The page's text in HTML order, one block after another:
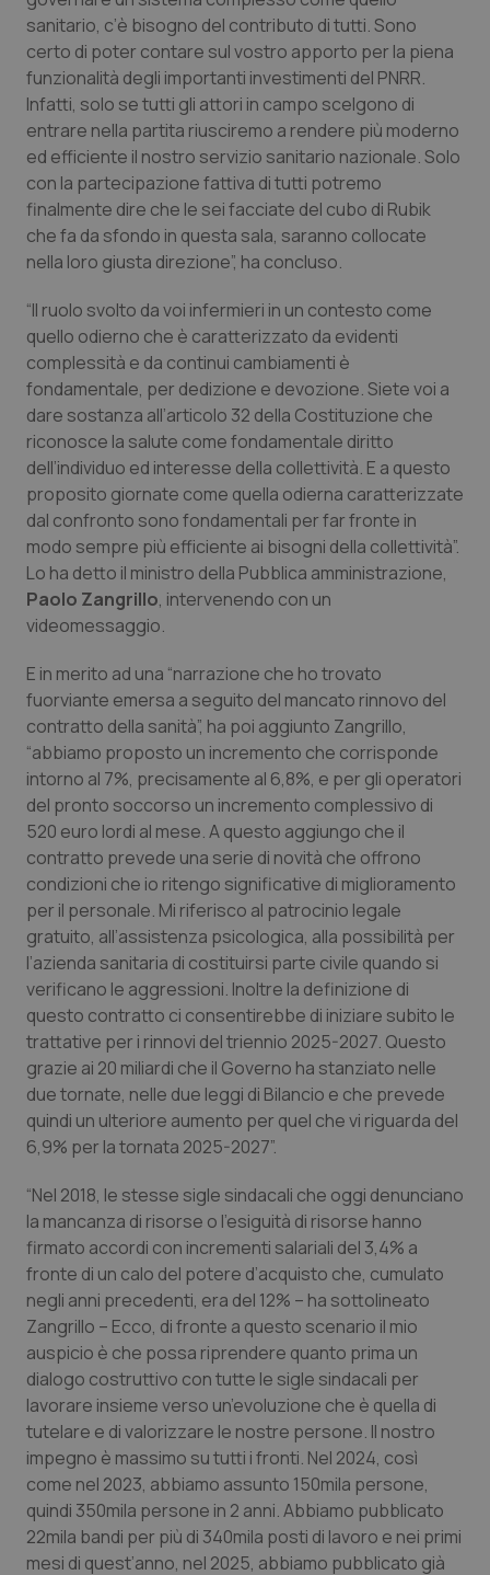
sanitario, c’è bisogno del contributo di tutti. Sono
certo di poter contare sul vostro apporto per la piena
funzionalità degli importanti investimenti del PNRR.
Infatti, solo se tutti gli attori in campo scelgono di
entrare nella partita riusciremo a rendere più moderno
ed efficiente il nostro servizio sanitario nazionale. Solo
con la partecipazione fattiva di tutti potremo
finalmente dire che le sei facciate del cubo di Rubik
che fa da sfondo in questa sala, saranno collocate
nella loro giusta direzione”, ha concluso.
“Il ruolo svolto da voi infermieri in un contesto come
quello odierno che è caratterizzato da evidenti
complessità e da continui cambiamenti è
fondamentale, per dedizione e devozione. Siete voi a
dare sostanza all’articolo 32 della Costituzione che
riconosce la salute come fondamentale diritto
dell’individuo ed interesse della collettività. E a questo
proposito giornate come quella odierna caratterizzate
dal confronto sono fondamentali per far fronte in
modo sempre più efficiente ai bisogni della collettività”.
Lo ha detto il ministro della Pubblica amministrazione,
Paolo Zangrillo, intervenendo con un
videomessaggio.
E in merito ad una “narrazione che ho trovato
fuorviante emersa a seguito del mancato rinnovo del
contratto della sanità”, ha poi aggiunto Zangrillo,
“abbiamo proposto un incremento che corrisponde
intorno al 7%, precisamente al 6,8%, e per gli operatori
del pronto soccorso un incremento complessivo di
520 euro lordi al mese. A questo aggiungo che il
contratto prevede una serie di novità che offrono
condizioni che io ritengo significative di miglioramento
per il personale. Mi riferisco al patrocinio legale
gratuito, all’assistenza psicologica, alla possibilità per
l’azienda sanitaria di costituirsi parte civile quando si
verificano le aggressioni. Inoltre la definizione di
questo contratto ci consentirebbe di iniziare subito le
trattative per i rinnovi del triennio 2025-2027. Questo
grazie ai 20 miliardi che il Governo ha stanziato nelle
due tornate, nelle due leggi di Bilancio e che prevede
quindi un ulteriore aumento per quel che vi riguarda del
6,9% per la tornata 2025-2027”.
“Nel 2018, le stesse sigle sindacali che oggi denunciano
la mancanza di risorse o l’esiguità di risorse hanno
firmato accordi con incrementi salariali del 3,4% a
fronte di un calo del potere d’acquisto che, cumulato
negli anni precedenti, era del 12% – ha sottolineato
Zangrillo – Ecco, di fronte a questo scenario il mio
auspicio è che possa riprendere quanto prima un
dialogo costruttivo con tutte le sigle sindacali per
lavorare insieme verso un’evoluzione che è quella di
tutelare e di valorizzare le nostre persone. Il nostro
impegno è massimo su tutti i fronti. Nel 2024, così
come nel 2023, abbiamo assunto 150mila persone,
quindi 350mila persone in 2 anni. Abbiamo pubblicato
22mila bandi per più di 340mila posti di lavoro e nei primi
mesi di quest’anno, nel 2025, abbiamo pubblicato già
tracking-sites-ironfish-
tracking-enable
www.quotidianosanita.it
2
tracking-sites-ironfish-
www.quotidianosanita.it
_ga
Google LLC
.quotidianosanita.it
PHPSESSID
PHP.net
www.quotidianosanita.it
_ga_KM60CM4NPH .quotidianosanita.it
Nome
Fornitore/
Dominio
_ga_0VMQEQKQ1N .quotidianosanita.it 1 anno 1 Questo
Nome Fornitore Scadenza